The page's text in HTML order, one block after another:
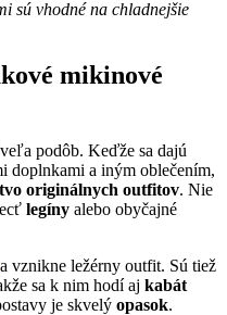
sú vhodné na chladnejšie
mikinové
podôb. Keďže sa dajú
doplnkami a iným oblečením,
originálnych outfitov. Nie
legíny alebo obyčajné
a vznikne ležérny outfit. Sú tiež
sa k nim hodí aj kabát
je skvelý opasok.